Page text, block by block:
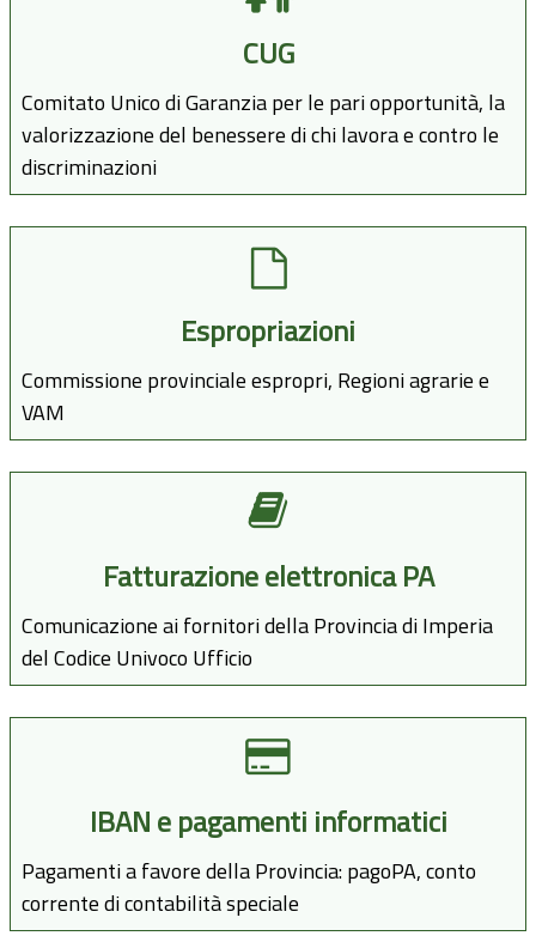
CUG
Comitato Unico di Garanzia per le pari opportunità, la
valorizzazione del benessere di chi lavora e contro le
discriminazioni
Espropriazioni
Commissione provinciale espropri, Regioni agrarie e
VAM
Fatturazione elettronica PA
Comunicazione ai fornitori della Provincia di Imperia
del Codice Univoco Ufficio
IBAN e pagamenti informatici
Pagamenti a favore della Provincia: pagoPA, conto
corrente di contabilità speciale